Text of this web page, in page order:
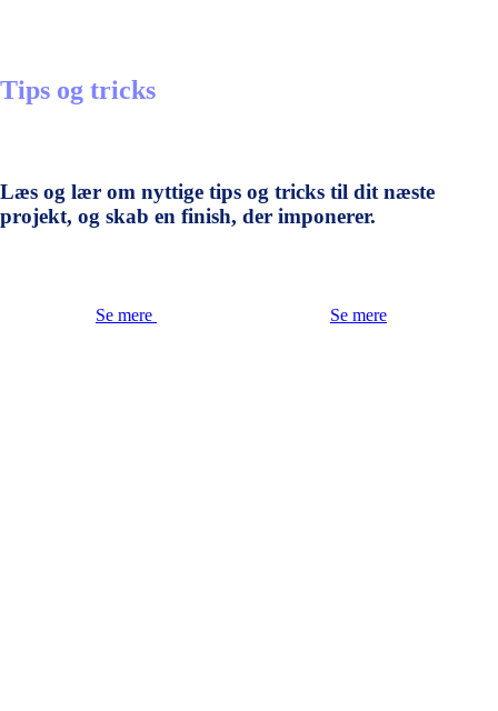
Tips og tricks
Læs og lær om nyttige tips og tricks til dit næste
projekt, og skab en finish, der imponerer.
Se mere Se mere